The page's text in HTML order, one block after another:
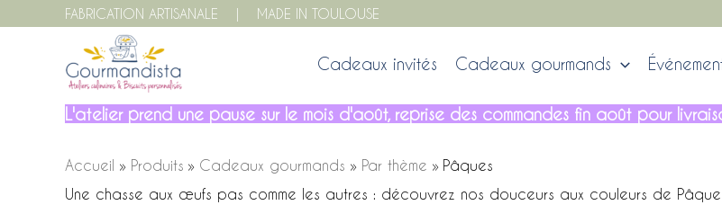
FABRICATION ARTISANALE | MADE IN TOULOUSE
Cadeaux invités Cadeaux gourmands
L'atelier prend une pause sur le mois d'août, reprise des commandes fin août pour
Accueil Produits Cadeaux gourmands Par thème
Pâques
Une chasse aux œufs pas comme les autres : découvrez nos douceurs aux couleurs de